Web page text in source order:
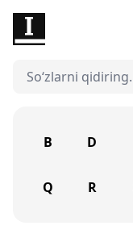
B D
Q R